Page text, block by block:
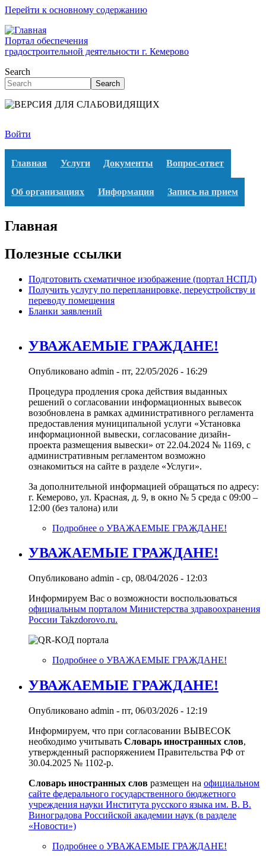
Перейти к основному содержанию
Портал обеспечения
градостроительной деятельности г. Кемерово
Search
Search
Войти
Главная Услуги Документы Вопрос-ответ
Об организациях Информация Запись на прием
Главная
Полезные ссылки
Подготовить схематичное изображение (портал НСПД)
Получить услугу по перепланировке, переустройству и
переводу помещения
Бланки заявлений
УВАЖАЕМЫЕ ГРАЖДАНЕ!
Опубликовано admin - пт, 22/05/2026 - 16:29
Процедура продления срока действия выданных
решений о согласовании информационных вывесок
возобновлена в рамках административного регламента
предоставления муниципальной услуги «Установка
информационной вывески, согласование дизайн-
проекта размещения вывески» от 22.04.2024 № 1169, с
административным регламентом возможно
ознакомиться на сайте в разделе «Услуги».
За дополнительной информацией обращаться по адресу:
г. Кемерово, ул. Красная, д. 9, в окно № 5 среда с 09:00 –
12:00 (без талона) или
Подробнее о УВАЖАЕМЫЕ ГРАЖДАНЕ!
УВАЖАЕМЫЕ ГРАЖДАНЕ!
Опубликовано admin - ср, 08/04/2026 - 12:03
Информируем Вас о возможности воспользоваться
официальным порталом Министерства здравоохранения
России Takzdorovo.ru.
Подробнее о УВАЖАЕМЫЕ ГРАЖДАНЕ!
УВАЖАЕМЫЕ ГРАЖДАНЕ!
Опубликовано admin - пт, 06/03/2026 - 12:19
Информируем, что при согласовании ВЫВЕСОК
необходимо учитывать Словарь иностранных слов,
утвержденный распоряжением Правительства РФ от
30.04.2025 № 1102-р.
Словарь иностранных слов размещен на официальном
сайте федерального государственного бюджетного
учреждения науки Института русского языка им. В. В.
Виноградова Российской академии наук (в разделе
«Новости»)
Подробнее о УВАЖАЕМЫЕ ГРАЖДАНЕ!